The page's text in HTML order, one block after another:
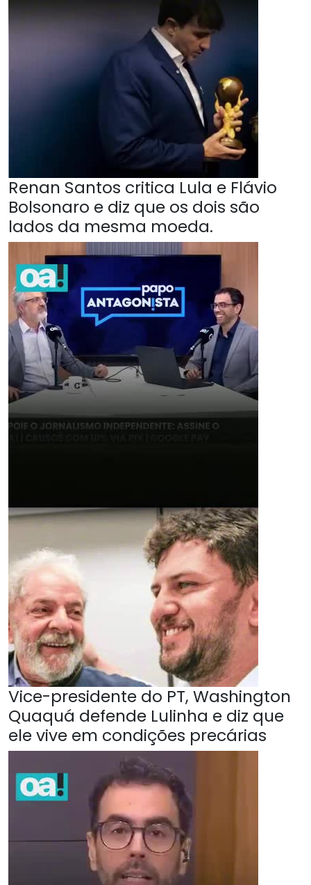
Renan Santos critica Lula e Flávio
Bolsonaro e diz que os dois são
lados da mesma moeda.
Vice-presidente do PT, Washington
Quaquá defende Lulinha e diz que
ele vive em condições precárias